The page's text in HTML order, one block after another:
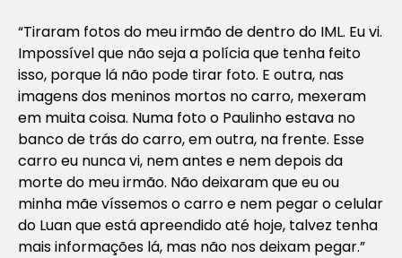
“Tiraram fotos do meu irmão de dentro do IML. Eu vi.
Impossível que não seja a polícia que tenha feito
isso, porque lá não pode tirar foto. E outra, nas
imagens dos meninos mortos no carro, mexeram
em muita coisa. Numa foto o Paulinho estava no
banco de trás do carro, em outra, na frente. Esse
carro eu nunca vi, nem antes e nem depois da
morte do meu irmão. Não deixaram que eu ou
minha mãe víssemos o carro e nem pegar o celular
do Luan que está apreendido até hoje, talvez tenha
mais informações lá, mas não nos deixam pegar.”